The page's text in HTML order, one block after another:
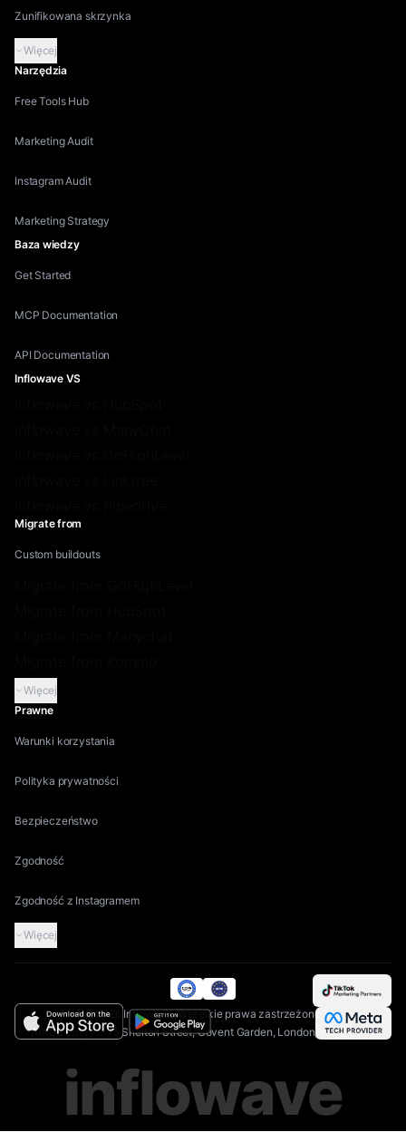
Zunifikowana skrzynka
Więcej
Narzędzia
Free Tools Hub
Marketing Audit
Instagram Audit
Marketing Strategy
Baza wiedzy
Get Started
MCP Documentation
API Documentation
Inflowave VS
Migrate from
Custom buildouts
Więcej
Prawne
Warunki korzystania
Polityka prywatności
Bezpieczeństwo
Zgodność
Zgodność z Instagramem
Więcej
© 2026 Inflowave.Wszelkie prawa zastrzeżone.
AIAGS Ltd | 71-75 Shelton Street, Covent Garden, London, WC2H 9JQ
inflowave